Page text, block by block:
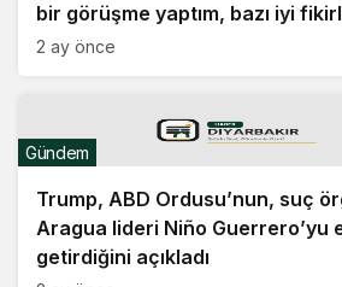
bir görüşme yaptım, bazı iyi
2 ay önce
Trump, ABD Ordusu’nun, suç
Aragua lideri Niño Guerrero’yu
getirdiğini açıkladı
Gündem